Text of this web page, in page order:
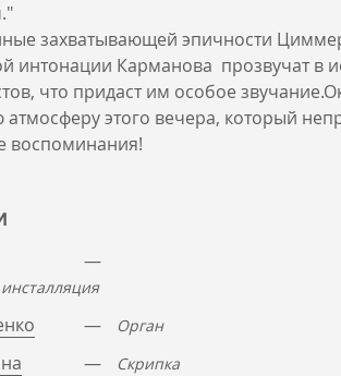
захватывающей эпичности
интонации Карманова прозвучат в
что придаст им особое
атмосферу этого вечера, который
воспоминания!
—
— Орган
— Скрипка